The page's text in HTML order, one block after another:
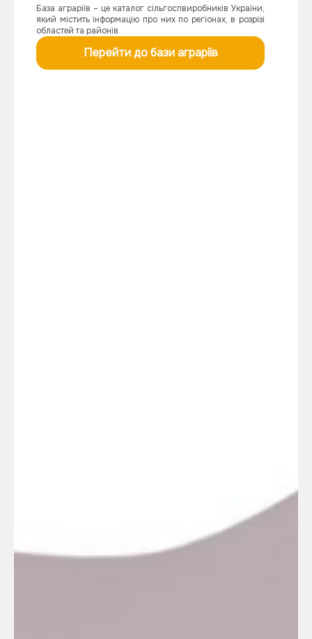
База аграріїв – це каталог сільгоспвиробників України,
який містить інформацію про них по регіонах, в розрізі
областей та районів
Перейти до бази аграріїв